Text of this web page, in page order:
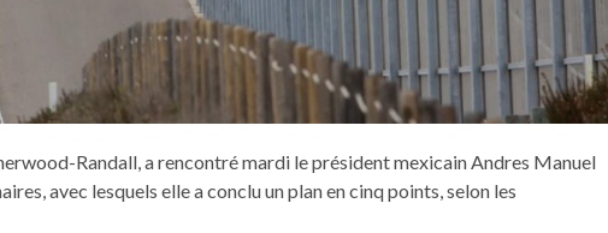
Randall, a rencontré mardi le président mexicain Andres Manuel
avec lesquels elle a conclu un plan en cinq points, selon les